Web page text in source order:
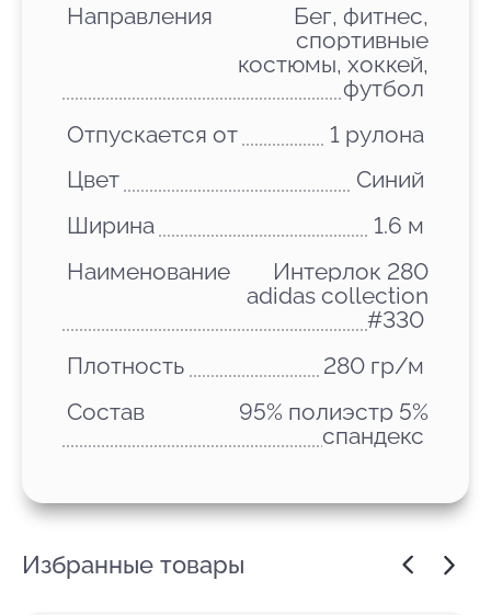
Направления
Бег, фитнес,
спортивные
костюмы, хоккей,
футбол
Отпускается от
1 рулона
Цвет
Синий
Ширина
1.6 м
Наименование
Интерлок 280
adidas collection
#330
Плотность
280 гр/м
Состав
95% полиэстр 5%
спандекс
Избранные товары